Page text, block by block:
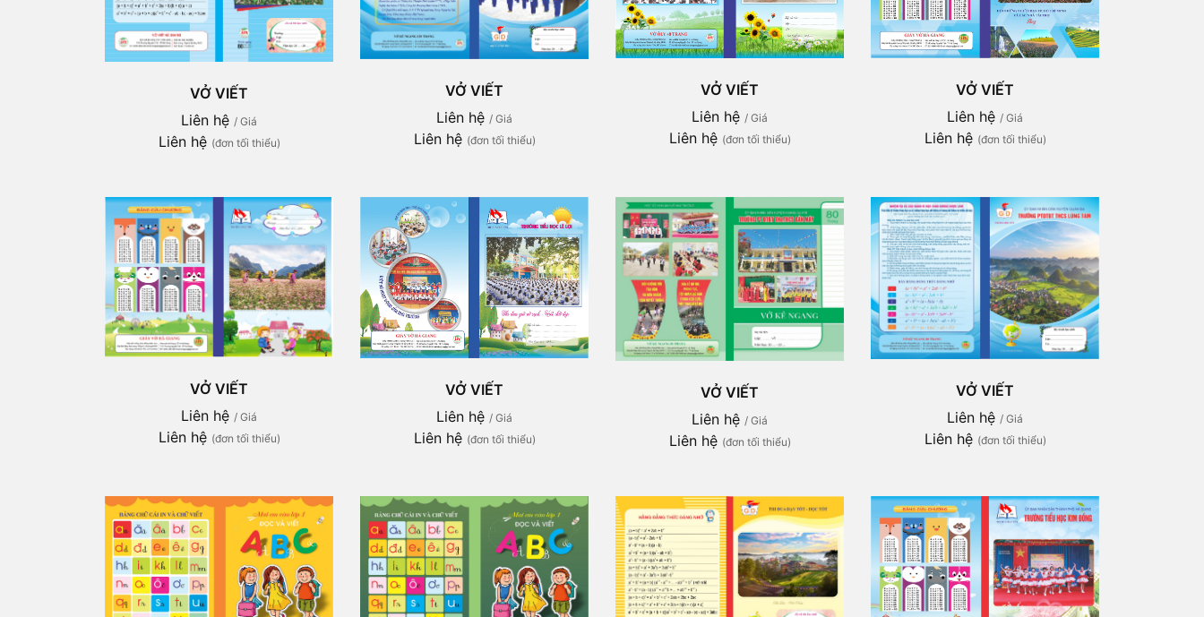
VỞ VIẾT
Liên hệ / Giá
Liên hệ (đơn tối thiểu)
VỞ VIẾT
Liên hệ / Giá
Liên hệ (đơn tối thiểu)
VỞ VIẾT
Liên hệ / Giá
Liên hệ (đơn tối thiểu)
VỞ VIẾT
Liên hệ / Giá
Liên hệ (đơn tối thiểu)
VỞ VIẾT
Liên hệ / Giá
Liên hệ (đơn tối thiểu)
VỞ VIẾT
Liên hệ / Giá
Liên hệ (đơn tối thiểu)
VỞ VIẾT
Liên hệ / Giá
Liên hệ (đơn tối thiểu)
VỞ VIẾT
Liên hệ / Giá
Liên hệ (đơn tối thiểu)